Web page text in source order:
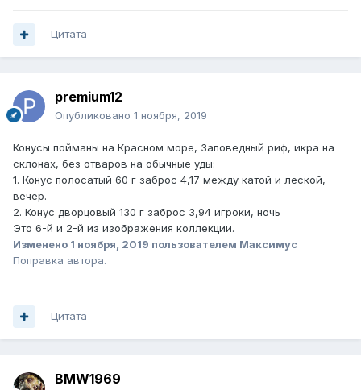
Цитата
premium12
Опубликовано 1 ноября, 2019
Конусы пойманы на Красном море, Заповедный риф, икра на
склонах, без отваров на обычные уды:
1. Конус полосатый 60 г заброс 4,17 между катой и леской,
вечер.
2. Конус дворцовый 130 г заброс 3,94 игроки, ночь
Это 6-й и 2-й из изображения коллекции.
Изменено 1 ноября, 2019 пользователем Максимус
Поправка автора.
Цитата
BMW1969